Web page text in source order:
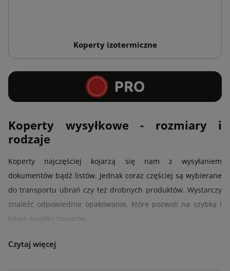
Koperty izotermiczne
Koperty wysyłkowe - rozmiary i
rodzaje
Koperty najczęściej kojarzą się nam z wysyłaniem
dokumentów bądź listów. Jednak coraz częściej są wybierane
do transportu ubrań czy też drobnych produktów. Wystarczy
znaleźć odpowiednie opakowanie, które pozwoli na szybką i
łatwą wysyłkę towarów.
Koperty wysyłkowe służą do przewozu elektroniki, biżuterii